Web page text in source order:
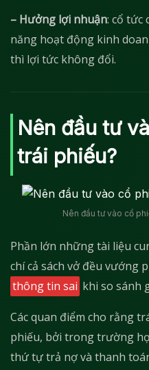
– Hưởng lợi nhuận: cổ tức
năng hoạt động kinh
thì lợi tức không đổi.
Nên đầu tư
trái phiếu?
Nên đầu tư vào cổ
Phần lớn những tài liệu
chí cả sách vở đều vướng
thông tin sai khi so sánh
Các quan điểm cho rằng
phiếu, bởi trong trường
thứ tự trả nợ và thanh